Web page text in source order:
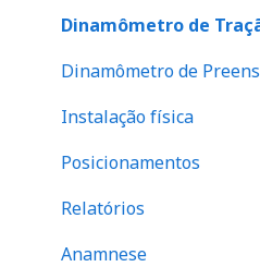
Dinamômetro de
Dinamômetro de
Instalação física
Posicionamentos
Relatórios
Anamnese